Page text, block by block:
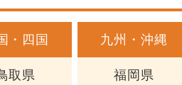
・四国
取県
九州・沖縄
福岡県